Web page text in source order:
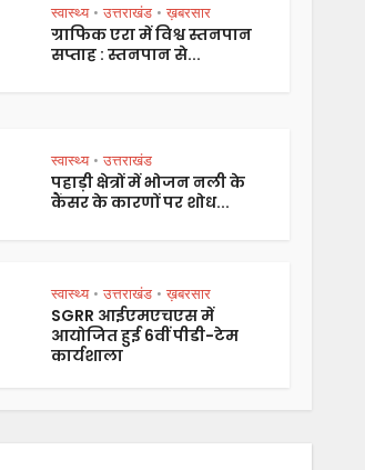
स्वास्थ्य • उत्तराखंड • ख़बरसार
ग्राफिक एरा में विश्व स्तनपान
सप्ताह : स्तनपान से...
स्वास्थ्य • उत्तराखंड
पहाड़ी क्षेत्रों में भोजन नली के
कैंसर के कारणों पर शोध...
स्वास्थ्य • उत्तराखंड • ख़बरसार
SGRR आईएमएचएस में
आयोजित हुई 6वीं पीडी-टेम
कार्यशाला